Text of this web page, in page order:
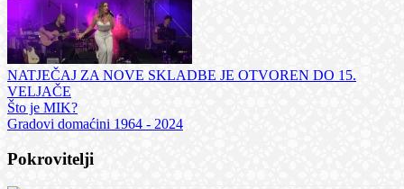
NATJEČAJ ZA NOVE SKLADBE JE OTVOREN DO 15.
VELJAČE
Što je MIK?
Gradovi domaćini 1964 - 2024
Pokrovitelji